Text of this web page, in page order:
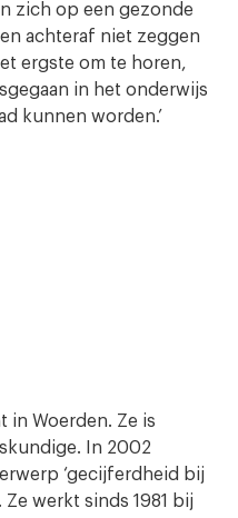
zich op een gezonde
achteraf niet zeggen
ergste om te horen,
in het onderwijs
kunnen worden.’
in Woerden. Ze is
In 2002
‘gecijferdheid bij
Ze werkt sinds 1981 bij